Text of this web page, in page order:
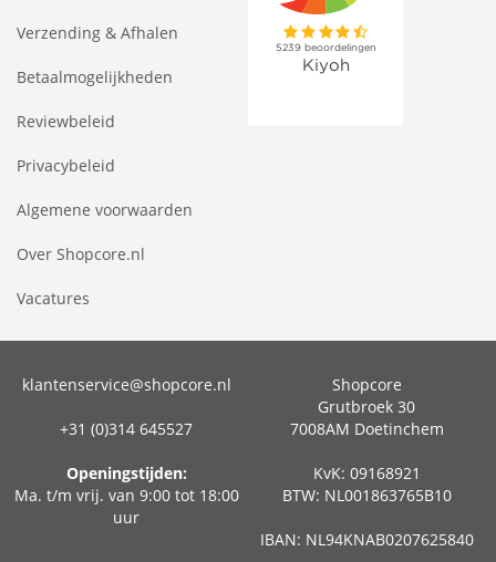
Verzending & Afhalen
Betaalmogelijkheden
Reviewbeleid
Privacybeleid
Algemene voorwaarden
Over Shopcore.nl
Vacatures
klantenservice@shopcore.nl
+31 (0)314 645527
Openingstijden:
Ma. t/m vrij. van 9:00 tot 18:00
uur
Shopcore
Grutbroek 30
7008AM Doetinchem
KvK: 09168921
BTW: NL001863765B10
IBAN: NL94KNAB0207625840